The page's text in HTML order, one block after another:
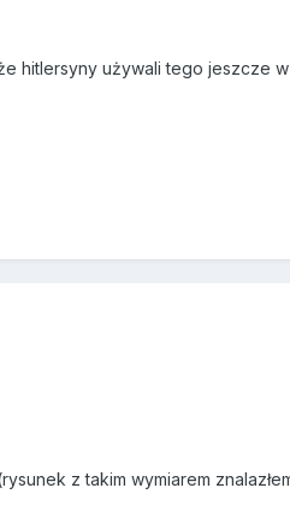
hitlersyny używali tego jeszcze
z takim wymiarem